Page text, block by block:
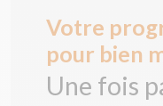
Votre
pour bien
Une fois